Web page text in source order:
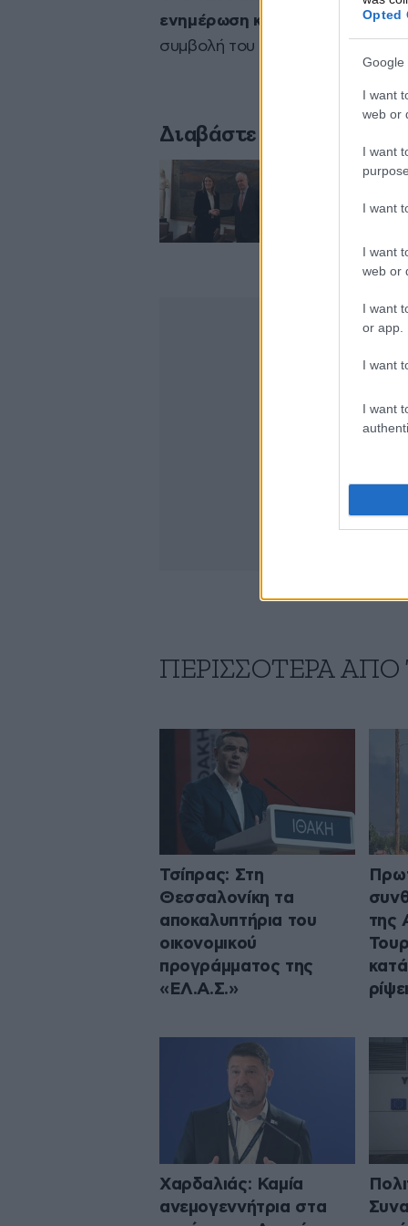
Opted
Google
I want
web or
I want
I want
I want
web or
I want
or app.
I want
I want
ενημέρωση και επαίνεσε το
συμβολή του στην ορθή
Διαβάστε σχετικά
ΠΕΡΙΣΣΟΤΕΡΑ
Τσίπρας: Στη
Θεσσαλονίκη τα
αποκαλυπτήρια του
οικονομικού
προγράμματος της
«ΕΛ.Α.Σ.»
της
Χαρδαλιάς: Καμία
ανεμογεννήτρια στα